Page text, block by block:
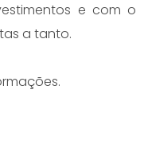
e com o
a tanto.